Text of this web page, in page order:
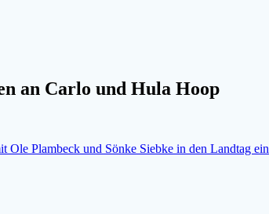
an Carlo und Hula Hoop
Plambeck und Sönke Siebke in den Landtag ein